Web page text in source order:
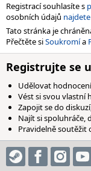
Registrací souhlasíte s
osobních údajů
Tato stránka je
Přečtěte siSoukromía
Registrujte se
Udělovat
Vést si svou vlastní
Zapojit se do
Najít si spoluhráče,
Pravidelně soutěžit